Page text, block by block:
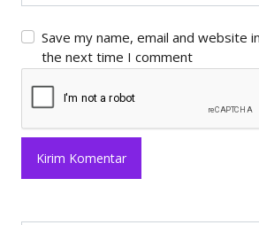
Save my name, email and website
the next time I comment